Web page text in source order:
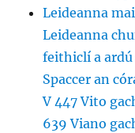
Leideanna
Leideanna
feithiclí a
Spaccer an
V 447 Vito
639 Viano